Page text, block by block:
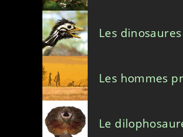
Les
Les hommes
Le